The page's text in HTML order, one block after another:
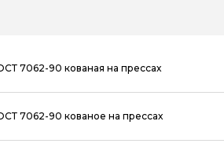
7062-90 кованая на прессах
7062-90 кованое на прессах